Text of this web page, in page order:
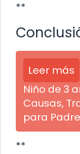
**
Leer más
Niño de 3
Causas,
para
**